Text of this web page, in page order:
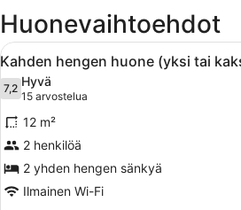
Huonevaihtoehdot
Avaa
kaikki
huonetyypin
Kahden
hengen
huone
(yksi
tai
4
Kahden hengen huone (yksi tai
7,27,2 kautta 10
Hyvä
15 arvostelua
(15
arvostelua)
12 m²
2 henkilöä
2 yhden hengen sänkyä
Ilmainen Wi-Fi